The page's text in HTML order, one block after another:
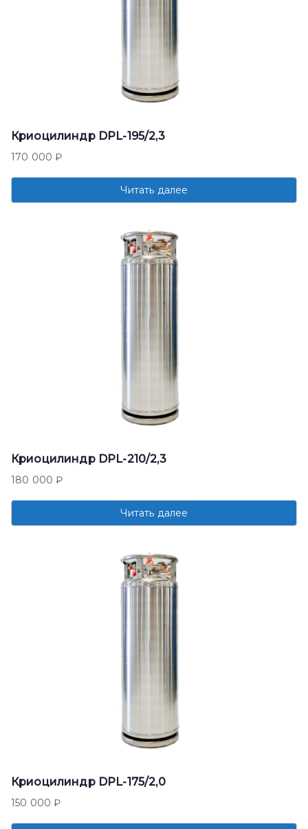
Криоцилиндр DPL-195/2,3
170 000₽
Читать далее
Криоцилиндр DPL-210/2,3
180 000₽
Читать далее
Криоцилиндр DPL-175/2,0
150 000₽